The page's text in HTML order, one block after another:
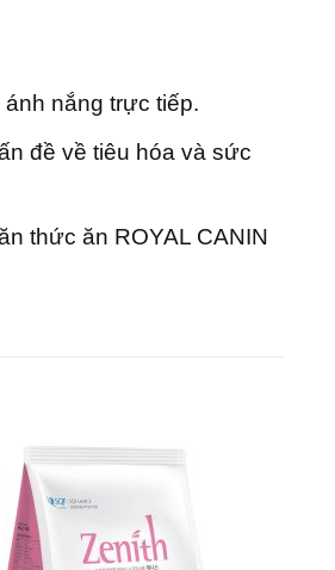
nắng trực tiếp.
đề về tiêu hóa và sức
thức ăn ROYAL CANIN